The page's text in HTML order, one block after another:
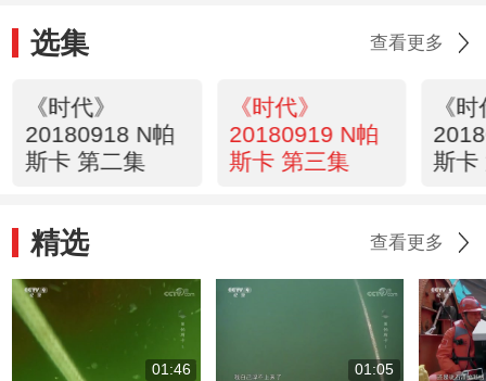
选集 查看更多
《时代》
20180918 N帕
斯卡 第二集
《时代》
20180919 N帕
斯卡 第三集
《
斯卡
精选 查看更多
01:46 01:05